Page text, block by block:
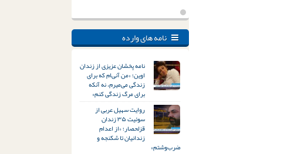
نامه های وارده
نامه پخشان عزیزی از زندان
اوین؛ «من آنی‌ام که برای
زندگی می‌میرم، نه آنکه
برای مرگ زندگی کنم»
روایت سهیل عربی از
سوئیت ۳۵ زندان
قزلحصار؛ «از اعدام
زندانیان تا شکنجه و
ضرب‌وشتم»